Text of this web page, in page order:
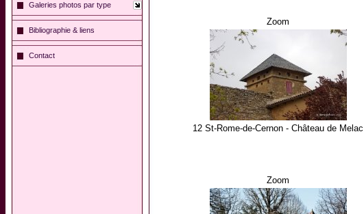
Galeries photos par type
Bibliographie & liens
Contact
Zoom
12 St-Rome-de-Cernon - Château de Melac
Zoom